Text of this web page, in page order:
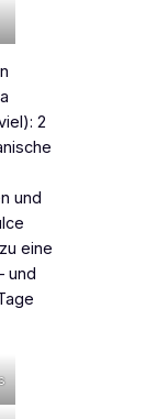
2
und
eine
und